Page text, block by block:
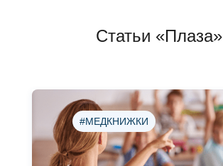
Статьи «Плаза»
#МЕДКНИЖКИ